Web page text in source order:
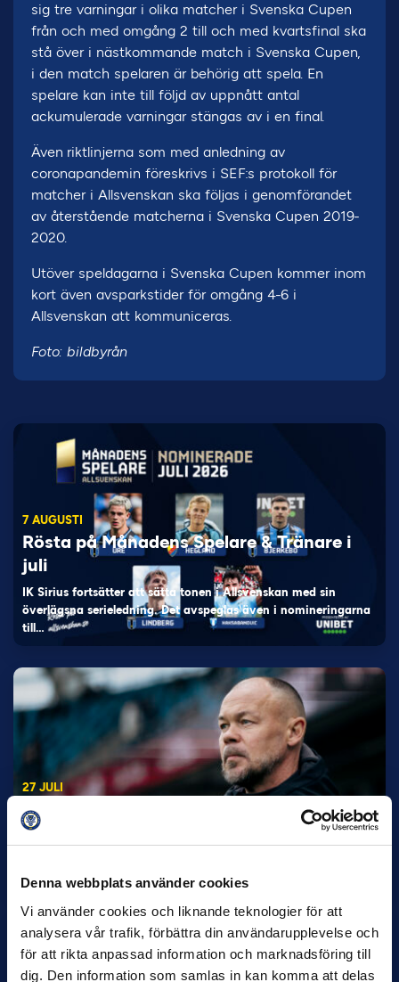
Denna webbplats använder cookies
Vi använder cookies och liknande teknologier för att
analysera vår trafik, förbättra din användarupplevelse och
för att rikta anpassad information och marknadsföring till
dig. Den information som samlas in kan komma att delas
sig tre varningar i olika matcher i Svenska Cupen
från och med omgång 2 till och med kvartsfinal ska
stå över i nästkommande match i Svenska Cupen,
i den match spelaren är behörig att spela. En
spelare kan inte till följd av uppnått antal
ackumulerade varningar stängas av i en final.
Även riktlinjerna som med anledning av
coronapandemin föreskrivs i SEF:s protokoll för
matcher i Allsvenskan ska följas i genomförandet
av återstående matcherna i Svenska Cupen 2019-
2020.
Utöver speldagarna i Svenska Cupen kommer inom
kort även avsparkstider för omgång 4-6 i
Allsvenskan att kommuniceras.
Foto: bildbyrån
7 AUGUSTI
Rösta på Månadens Spelare & Tränare i
juli
IK Sirius fortsätter att sätta tonen i Allsvenskan med sin
överlägsna serieledning. Det avspeglas även i nomineringarna
till…
27 JULI
Joachim Björklund tar över IFK Göteborg